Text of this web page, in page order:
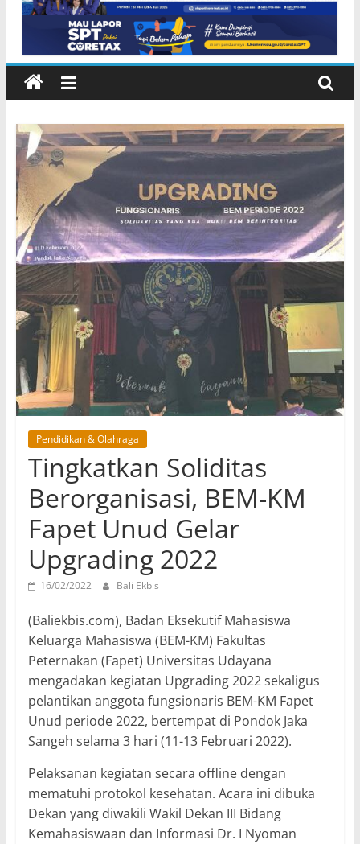
Pendidikan & Olahraga
Tingkatkan Soliditas
Berorganisasi, BEM-KM
Fapet Unud Gelar
Upgrading 2022
16/02/2022 Bali Ekbis
(Baliekbis.com), Badan Eksekutif Mahasiswa
Keluarga Mahasiswa (BEM-KM) Fakultas
Peternakan (Fapet) Universitas Udayana
mengadakan kegiatan Upgrading 2022 sekaligus
pelantikan anggota fungsionaris BEM-KM Fapet
Unud periode 2022, bertempat di Pondok Jaka
Sangeh selama 3 hari (11-13 Februari 2022).
Pelaksanan kegiatan secara offline dengan
mematuhi protokol kesehatan. Acara ini dibuka
Dekan yang diwakili Wakil Dekan III Bidang
Kemahasiswaan dan Informasi Dr. I Nyoman